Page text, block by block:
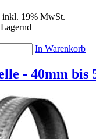
inkl. 19% MwSt.
Lagernd
In Warenkorb
- 40mm bis